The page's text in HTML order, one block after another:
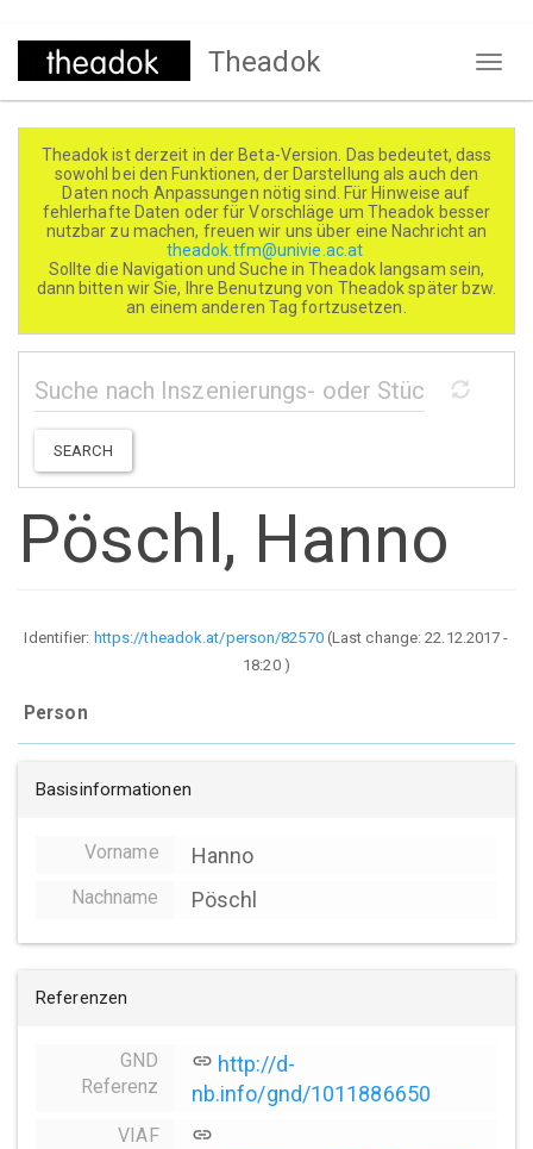
Direkt
Theadok
Theadok ist derzeit in der Beta-Version. Das bedeutet, dass
sowohl bei den Funktionen, der Darstellung als auch den
Daten noch Anpassungen nötig sind. Für Hinweise auf
fehlerhafte Daten oder für Vorschläge um Theadok besser
nutzbar zu machen, freuen wir uns über eine Nachricht an
theadok.tfm@univie.ac.at
Sollte die Navigation und Suche in Theadok langsam sein,
dann bitten wir Sie, Ihre Benutzung von Theadok später bzw.
an einem anderen Tag fortzusetzen.
SEARCH
Pöschl, Hanno
Identifier: https://theadok.at/person/82570(Last change:22.12.2017 -
18:20)
Person
Basisinformationen
Vorname Hanno
Nachname Pöschl
Referenzen
GND
Referenz
link http://d-
nb.info/gnd/1011886650
VIAF
link